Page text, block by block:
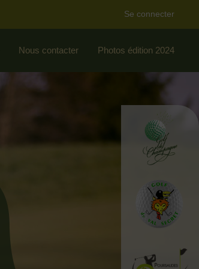
Se connecter
Nous contacter Photos édition 2024